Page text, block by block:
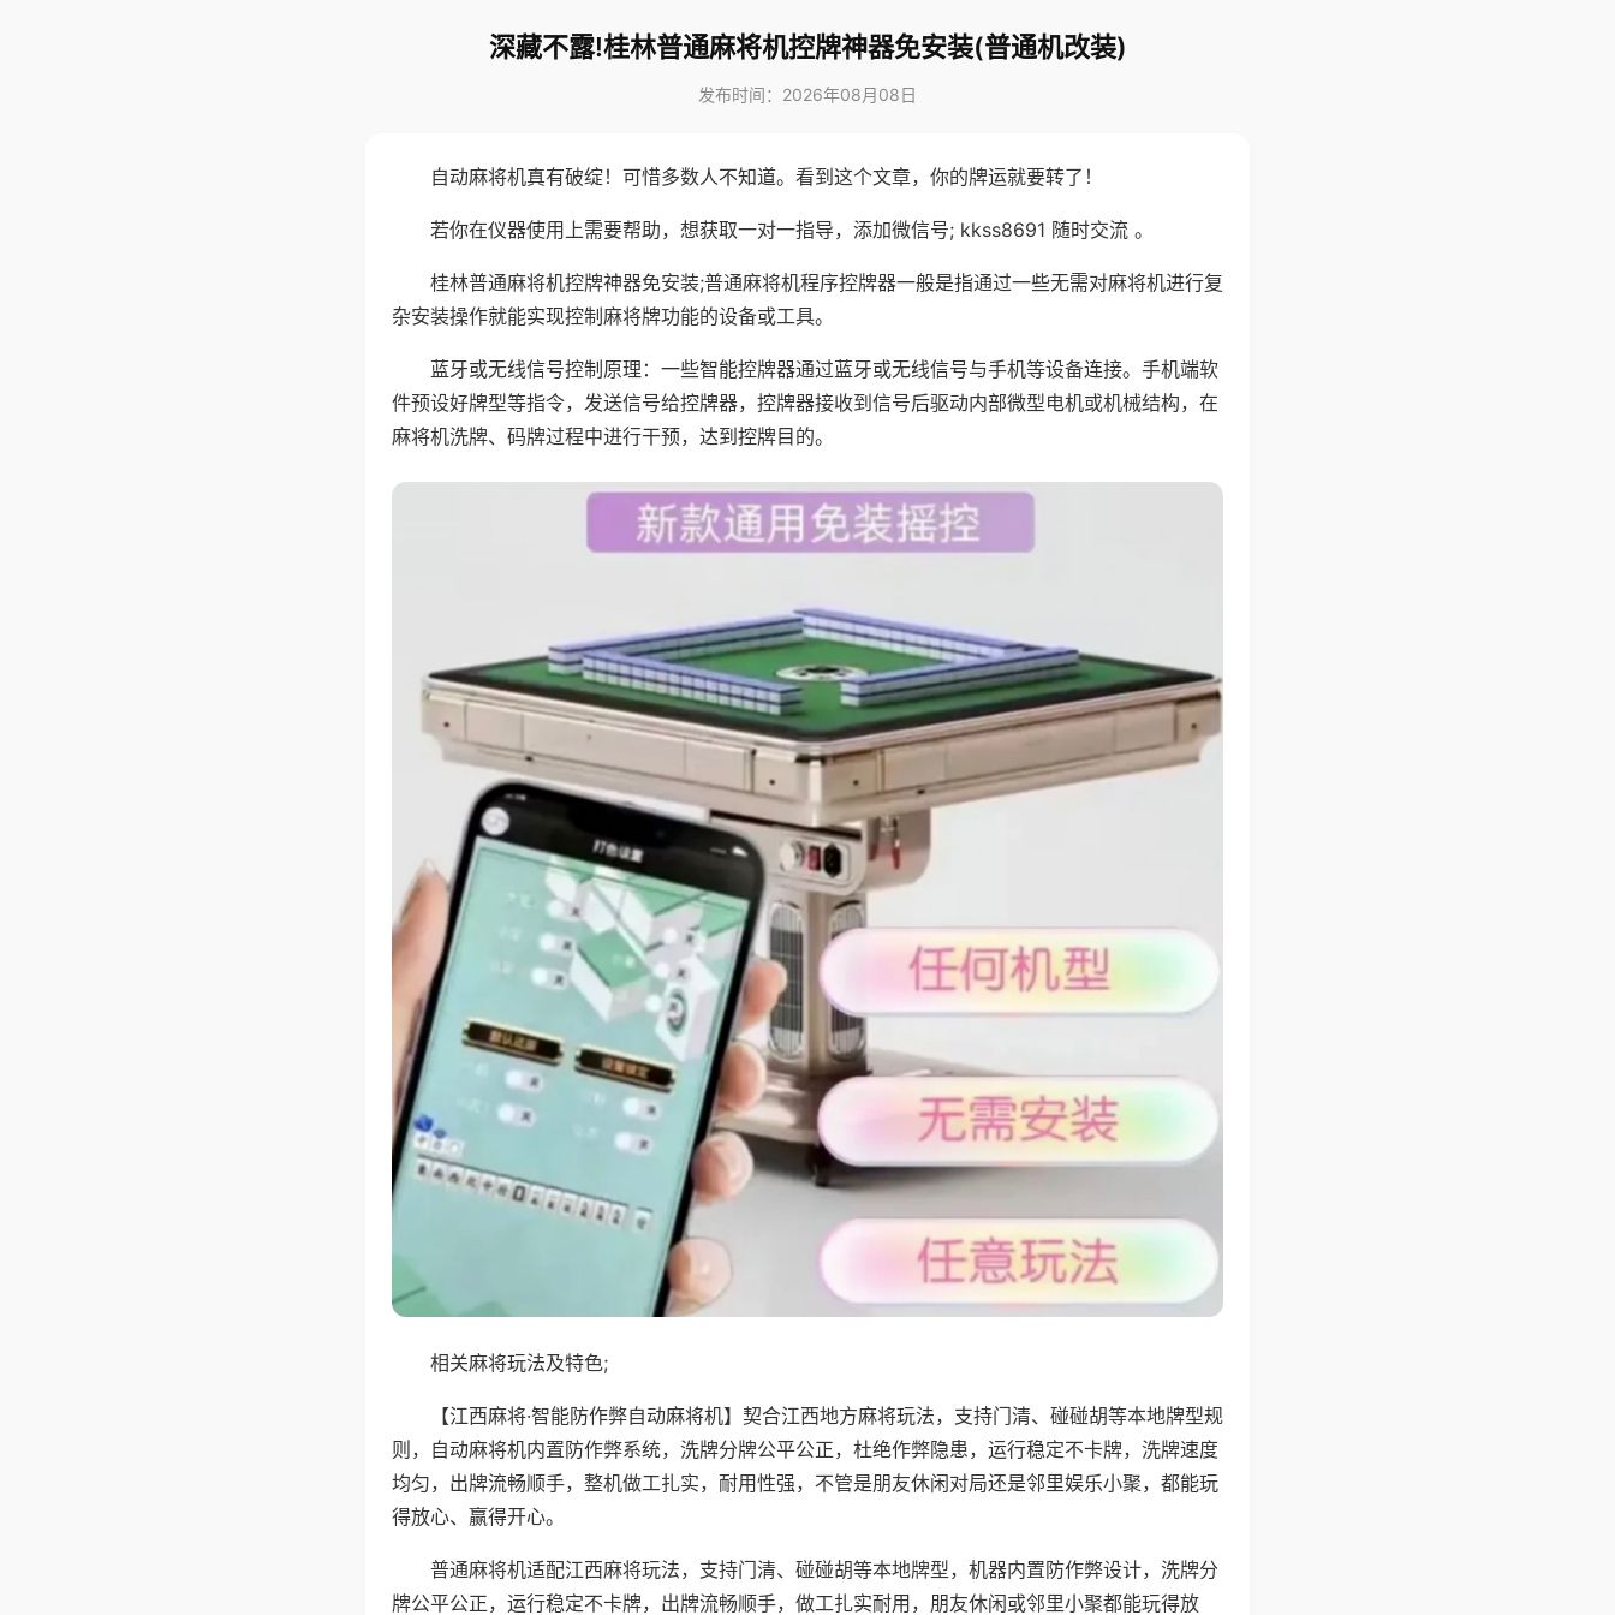
深藏不露!桂林普通麻将机控牌神器免安装(普通机改装)
发布时间：2026年08月08日
自动麻将机真有破绽！可惜多数人不知道。看到这个文章，你的牌运就要转了！
若你在仪器使用上需要帮助，想获取一对一指导，添加微信号; kkss8691 随时交流 。
桂林普通麻将机控牌神器免安装;普通麻将机程序控牌器一般是指通过一些无需对麻将机进行复
杂安装操作就能实现控制麻将牌功能的设备或工具。
蓝牙或无线信号控制原理：一些智能控牌器通过蓝牙或无线信号与手机等设备连接。手机端软
件预设好牌型等指令，发送信号给控牌器，控牌器接收到信号后驱动内部微型电机或机械结构，在
麻将机洗牌、码牌过程中进行干预，达到控牌目的。
相关麻将玩法及特色;
【江西麻将·智能防作弊自动麻将机】契合江西地方麻将玩法，支持门清、碰碰胡等本地牌型规
则，自动麻将机内置防作弊系统，洗牌分牌公平公正，杜绝作弊隐患，运行稳定不卡牌，洗牌速度
均匀，出牌流畅顺手，整机做工扎实，耐用性强，不管是朋友休闲对局还是邻里娱乐小聚，都能玩
得放心、赢得开心。
普通麻将机适配江西麻将玩法，支持门清、碰碰胡等本地牌型，机器内置防作弊设计，洗牌分
牌公平公正，运行稳定不卡牌，出牌流畅顺手，做工扎实耐用，朋友休闲或邻里小聚都能玩得放